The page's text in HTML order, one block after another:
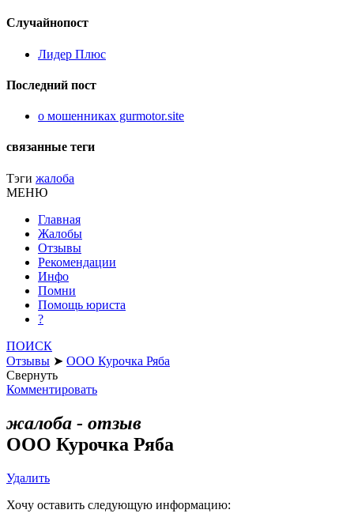
Случайнопост
Лидер Плюс
Последний пост
о мошенниках gurmotor.site
связанные теги
Тэги жалоба
МЕНЮ
Главная
Жалобы
Отзывы
Рекомендации
Инфо
Помни
Помощь юриста
?
ПОИСК
Отзывы ➤ ООО Курочка Ряба
Свернуть
Комментировать
жалоба - отзыв
ООО Курочка Ряба
Удалить
Хочу оставить следующую информацию: